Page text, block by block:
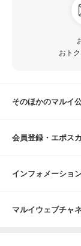
おト
そのほかのマルイ
会員登録・エポス
インフォメーショ
マルイウェブチャ